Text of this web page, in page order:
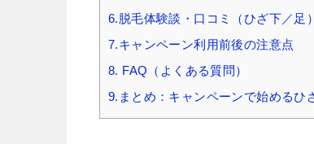
6.脱毛体験談・口コミ（ひざ下／足）
7.キャンペーン利用前後の注意点
8. FAQ（よくある質問）
9.まとめ：キャンペーンで始めるひ